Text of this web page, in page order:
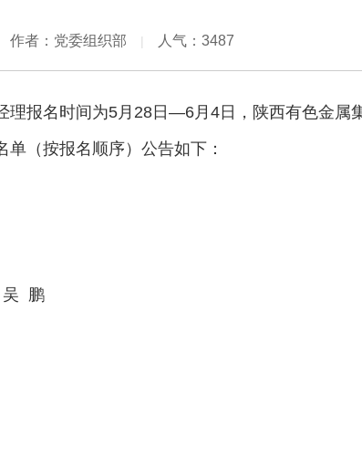
作者：党委组织部 | 人气：3487
理报名时间为5月28日—6月4日，陕西有色金属
（按报名顺序）公告如下：
吴 鹏